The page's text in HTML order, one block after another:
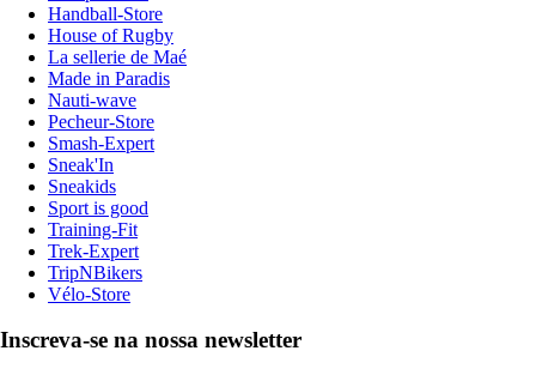
Handball-Store
House of Rugby
La sellerie de Maé
Made in Paradis
Nauti-wave
Pecheur-Store
Smash-Expert
Sneak'In
Sneakids
Sport is good
Training-Fit
Trek-Expert
TripNBikers
Vélo-Store
Inscreva-se na nossa newsletter